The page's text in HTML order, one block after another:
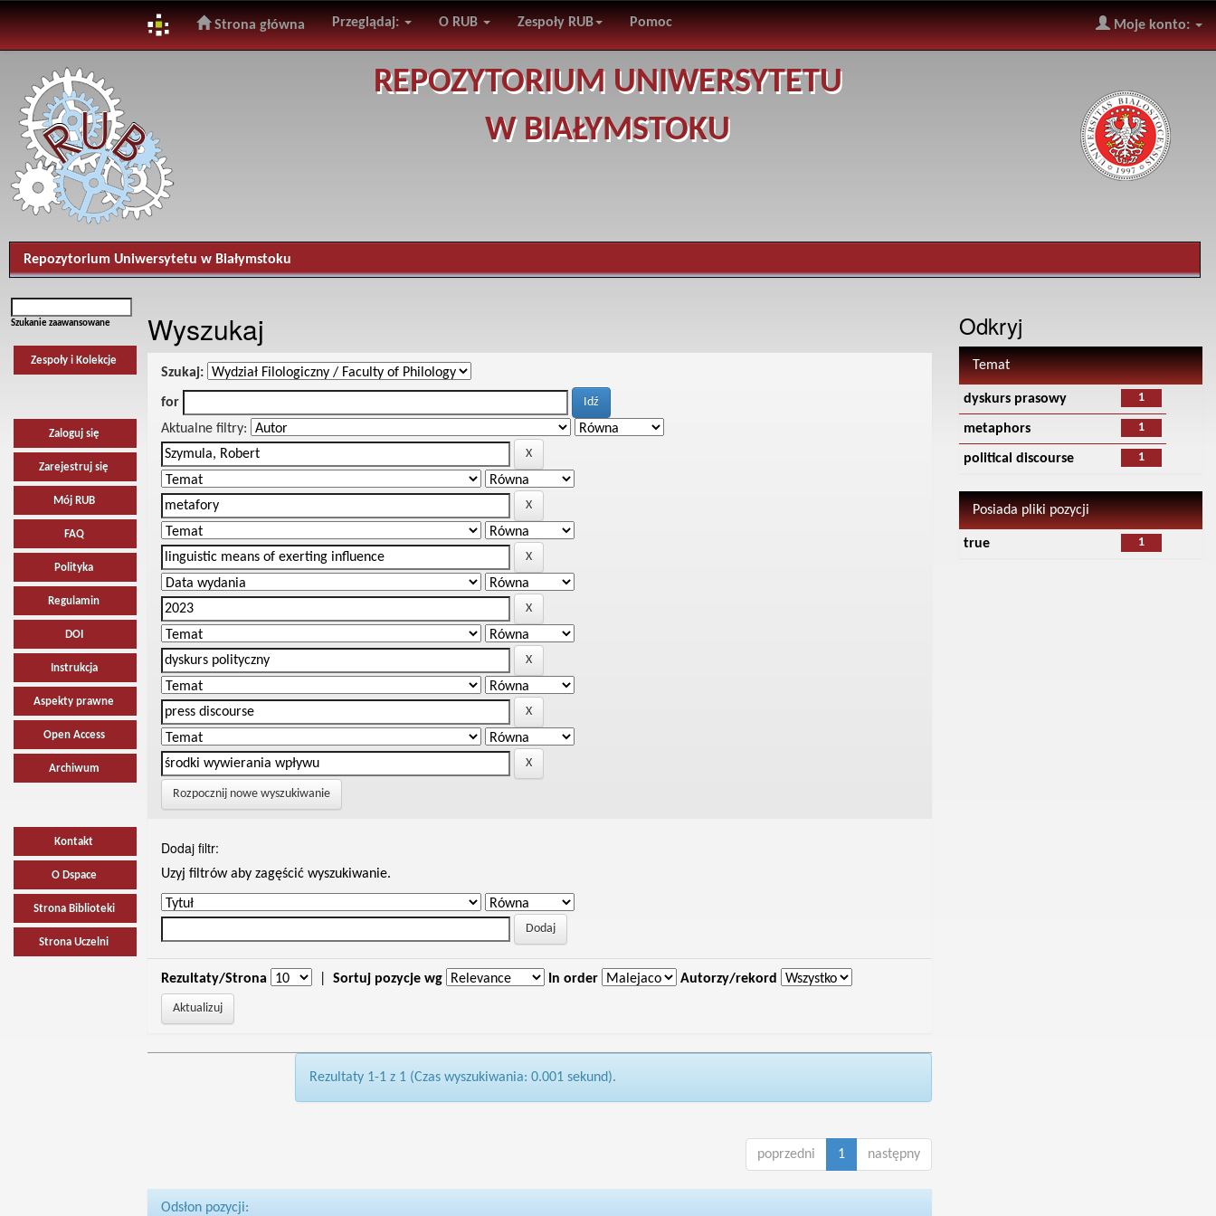
navigation
Strona główna Przeglądaj: O RUB Zespoły RUB Pomoc Moje konto:
REPOZYTORIUM UNIWERSYTETU
W BIAŁYMSTOKU
Repozytorium Uniwersytetu w Białymstoku
Szukanie zaawansowane
Zespoły i Kolekcje
Zaloguj się
Zarejestruj się
Mój RUB
FAQ
Polityka
Regulamin
DOI
Instrukcja
Aspekty prawne
Open Access
Archiwum
Kontakt
O Dspace
Strona Biblioteki
Strona Uczelni
Wyszukaj
Szukaj:
for
Aktualne filtry:
Rozpocznij nowe wyszukiwanie
Dodaj filtr:
Uzyj filtrów aby zagęścić wyszukiwanie.
Rezultaty/Strona Sortuj pozycje wg In order Autorzy/rekord
Rezultaty 1-1 z 1 (Czas wyszukiwania: 0.001 sekund).
poprzedni 1 następny
Odsłon pozycji:
Odkryj
Temat
1
dyskurs prasowy
1
metaphors
1
political discourse
Posiada pliki pozycji
1
true